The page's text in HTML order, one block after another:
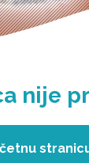
nije